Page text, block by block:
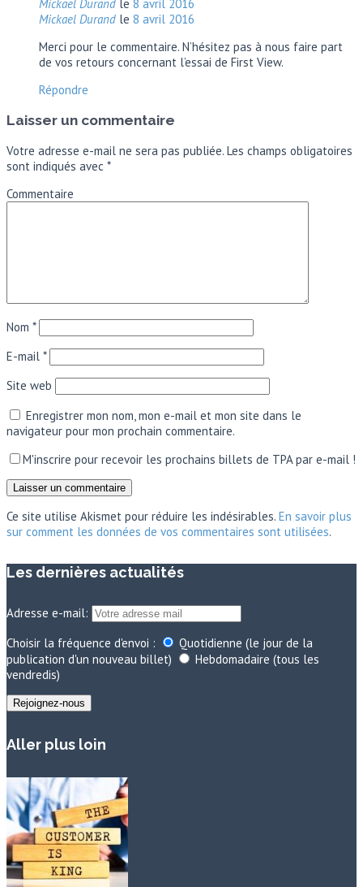
Mickael Durand le 8 avril 2016
Mickael Durand le 8 avril 2016
Merci pour le commentaire. N’hésitez pas à nous faire part
de vos retours concernant l’essai de First View.
Répondre
Laisser un commentaire
Votre adresse e-mail ne sera pas publiée. Les champs obligatoires
sont indiqués avec *
Commentaire
Nom *
E-mail *
Site web
Enregistrer mon nom, mon e-mail et mon site dans le
navigateur pour mon prochain commentaire.
M'inscrire pour recevoir les prochains billets de TPA par e-mail !
Ce site utilise Akismet pour réduire les indésirables. En savoir plus
sur comment les données de vos commentaires sont utilisées.
Les dernières actualités
Adresse e-mail:
Choisir la fréquence d'envoi :
Quotidienne (le jour de la
publication d'un nouveau billet)
Hebdomadaire (tous les
vendredis)
Aller plus loin